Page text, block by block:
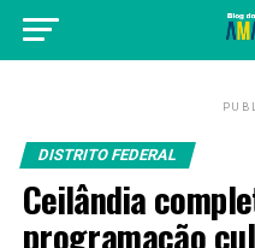
DISTRITO FEDERAL
Ceilândia
programação